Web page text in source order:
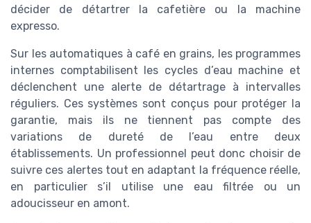
décider de détartrer la cafetière ou la machine
expresso.
Sur les automatiques à café en grains, les programmes
internes comptabilisent les cycles d’eau machine et
déclenchent une alerte de détartrage à intervalles
réguliers. Ces systèmes sont conçus pour protéger la
garantie, mais ils ne tiennent pas compte des
variations de dureté de l’eau entre deux
établissements. Un professionnel peut donc choisir de
suivre ces alertes tout en adaptant la fréquence réelle,
en particulier s’il utilise une eau filtrée ou un
adoucisseur en amont.